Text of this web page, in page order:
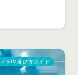
eSIM選び方ガイド